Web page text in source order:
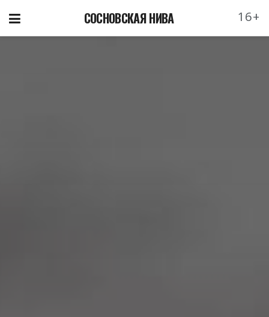
СОСНОВСКАЯ НИВА 16+